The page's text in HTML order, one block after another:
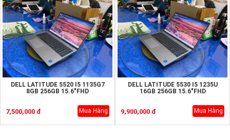
DELL LATITUDE 5520 I5 1135G7
8GB 256GB 15.6"FHD
7,500,000 đ Mua Hàng
DELL LATITUDE 5530 I5 1235U
16GB 256GB 15.6"FHD
9,900,000 đ Mua Hàng